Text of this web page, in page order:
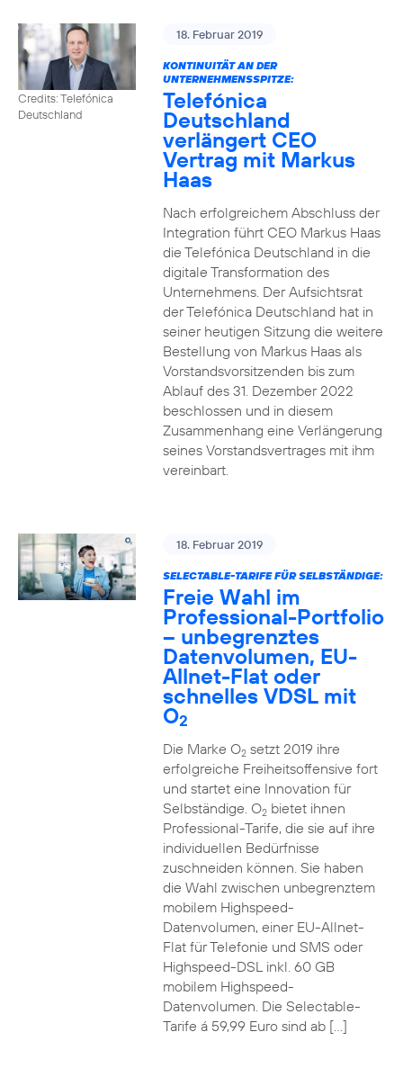
Credits: Telefónica
Deutschland
18. Februar 2019
KONTINUITÄT AN DER
UNTERNEHMENSSPITZE:
Telefónica
Deutschland
verlängert CEO
Vertrag mit Markus
Haas
Nach erfolgreichem Abschluss der
Integration führt CEO Markus Haas
die Telefónica Deutschland in die
digitale Transformation des
Unternehmens. Der Aufsichtsrat
der Telefónica Deutschland hat in
seiner heutigen Sitzung die weitere
Bestellung von Markus Haas als
Vorstandsvorsitzenden bis zum
Ablauf des 31. Dezember 2022
beschlossen und in diesem
Zusammenhang eine Verlängerung
seines Vorstandsvertrages mit ihm
vereinbart.
18. Februar 2019
SELECTABLE-TARIFE FÜR SELBSTÄNDIGE:
Freie Wahl im
Professional-Portfolio
– unbegrenztes
Datenvolumen, EU-
Allnet-Flat oder
schnelles VDSL mit
O2
Die Marke O2setzt 2019 ihre
erfolgreiche Freiheitsoffensive fort
und startet eine Innovation für
Selbständige. O2bietet ihnen
Professional-Tarife, die sie auf ihre
individuellen Bedürfnisse
zuschneiden können. Sie haben
die Wahl zwischen unbegrenztem
mobilem Highspeed-
Datenvolumen, einer EU-Allnet-
Flat für Telefonie und SMS oder
Highspeed-DSL inkl. 60 GB
mobilem Highspeed-
Datenvolumen. Die Selectable-
Tarife á 59,99 Euro sind ab […]